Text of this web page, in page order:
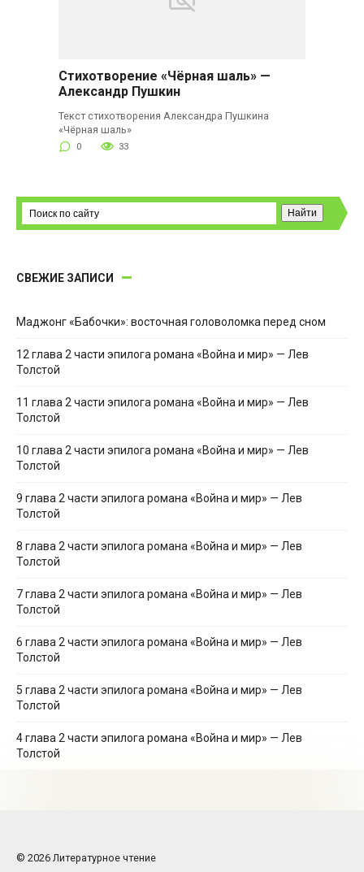
Стихотворение «Чёрная шаль» —
Александр Пушкин
Текст стихотворения Александра Пушкина
«Чёрная шаль»
0 33
СВЕЖИЕ ЗАПИСИ
Маджонг «Бабочки»: восточная головоломка перед сном
12 глава 2 части эпилога романа «Война и мир» — Лев
Толстой
11 глава 2 части эпилога романа «Война и мир» — Лев
Толстой
10 глава 2 части эпилога романа «Война и мир» — Лев
Толстой
9 глава 2 части эпилога романа «Война и мир» — Лев
Толстой
8 глава 2 части эпилога романа «Война и мир» — Лев
Толстой
7 глава 2 части эпилога романа «Война и мир» — Лев
Толстой
6 глава 2 части эпилога романа «Война и мир» — Лев
Толстой
5 глава 2 части эпилога романа «Война и мир» — Лев
Толстой
4 глава 2 части эпилога романа «Война и мир» — Лев
Толстой
© 2026 Литературное чтение